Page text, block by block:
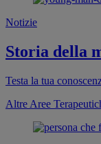
Notizie
Storia della
Testa la tua
Altre Aree